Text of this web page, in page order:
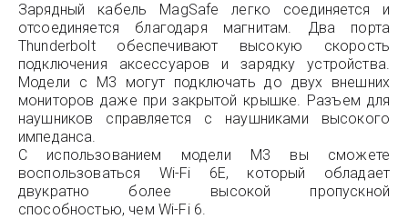
Зарядный кабель MagSafe легко соединяется и
отсоединяется благодаря магнитам. Два порта
Thunderbolt обеспечивают высокую скорость
подключения аксессуаров и зарядку устройства.
Модели с M3 могут подключать до двух внешних
мониторов даже при закрытой крышке. Разъем для
наушников справляется с наушниками высокого
импеданса.
С использованием модели M3 вы сможете
воспользоваться Wi-Fi 6E, который обладает
двукратно более высокой пропускной
способностью, чем Wi-Fi 6.